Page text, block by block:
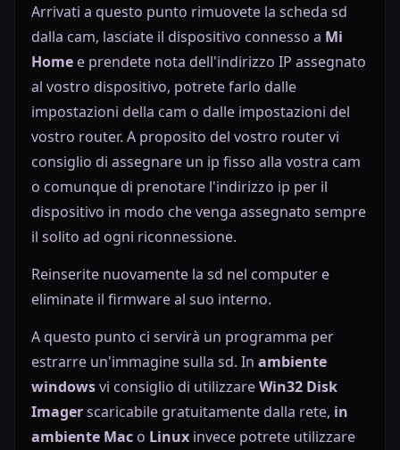
Arrivati a questo punto rimuovete la scheda sd
dalla cam, lasciate il dispositivo connesso a Mi
Home e prendete nota dell'indirizzo IP assegnato
al vostro dispositivo, potrete farlo dalle
impostazioni della cam o dalle impostazioni del
vostro router. A proposito del vostro router vi
consiglio di assegnare un ip fisso alla vostra cam
o comunque di prenotare l'indirizzo ip per il
dispositivo in modo che venga assegnato sempre
il solito ad ogni riconnessione.
Reinserite nuovamente la sd nel computer e
eliminate il firmware al suo interno.
A questo punto ci servirà un programma per
estrarre un'immagine sulla sd. In ambiente
windowsvi consiglio di utilizzareWin32 Disk
Imagerscaricabile gratuitamente dalla rete, in
ambiente Mac o Linux invece potrete utilizzare